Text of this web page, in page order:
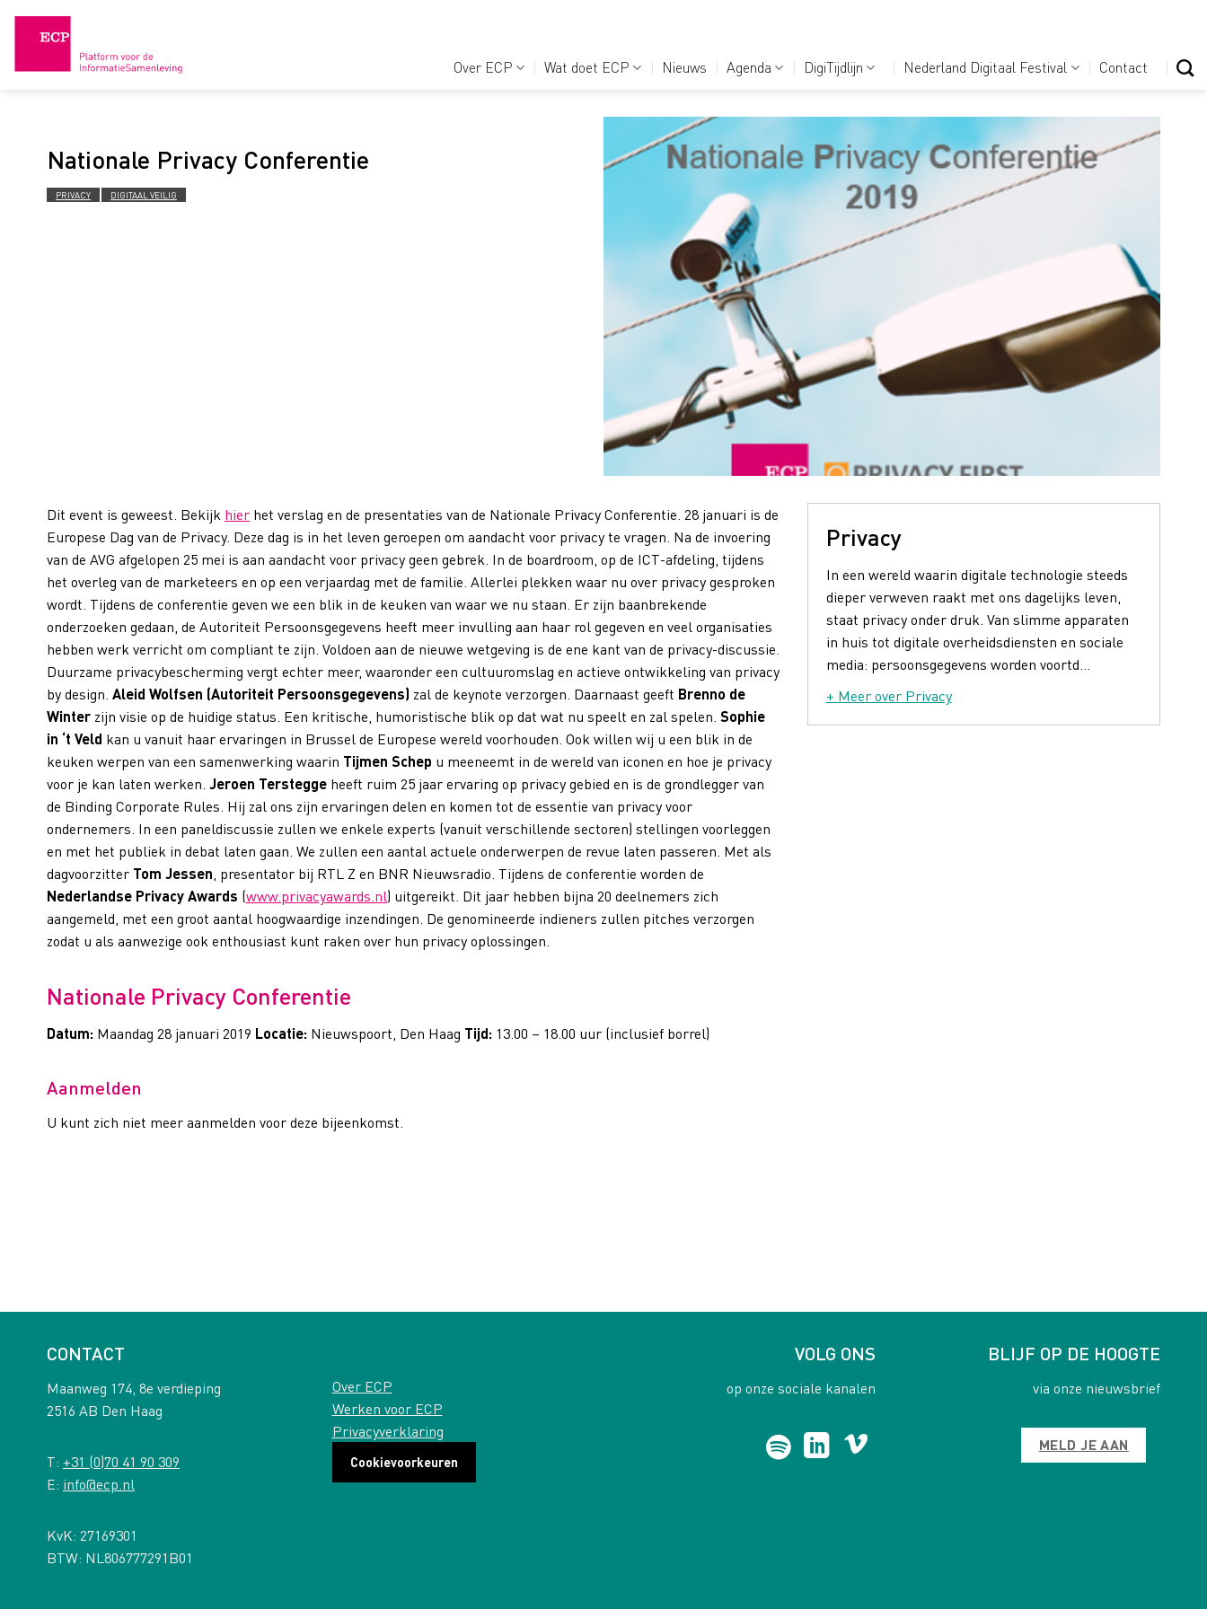
Over ECP Wat doet ECP Nieuws Agenda DigiTijdlijn Nederland Digitaal Festival Contact
Nationale Privacy Conferentie
PRIVACY DIGITAAL VEILIG
Dit event is geweest. Bekijk hier het verslag en de presentaties van de Nationale Privacy Conferentie. 28 januari is de
Europese Dag van de Privacy. Deze dag is in het leven geroepen om aandacht voor privacy te vragen. Na de invoering
van de AVG afgelopen 25 mei is aan aandacht voor privacy geen gebrek. In de boardroom, op de ICT-afdeling, tijdens
het overleg van de marketeers en op een verjaardag met de familie. Allerlei plekken waar nu over privacy gesproken
wordt. Tijdens de conferentie geven we een blik in de keuken van waar we nu staan. Er zijn baanbrekende
onderzoeken gedaan, de Autoriteit Persoonsgegevens heeft meer invulling aan haar rol gegeven en veel organisaties
hebben werk verricht om compliant te zijn. Voldoen aan de nieuwe wetgeving is de ene kant van de privacy-discussie.
Duurzame privacybescherming vergt echter meer, waaronder een cultuuromslag en actieve ontwikkeling van privacy
by design. Aleid Wolfsen (Autoriteit Persoonsgegevens) zal de keynote verzorgen. Daarnaast geeft Brenno de
Winter zijn visie op de huidige status. Een kritische, humoristische blik op dat wat nu speelt en zal spelen. Sophie
in ‘t Veld kan u vanuit haar ervaringen in Brussel de Europese wereld voorhouden. Ook willen wij u een blik in de
keuken werpen van een samenwerking waarin Tijmen Schep u meeneemt in de wereld van iconen en hoe je privacy
voor je kan laten werken. Jeroen Terstegge heeft ruim 25 jaar ervaring op privacy gebied en is de grondlegger van
de Binding Corporate Rules. Hij zal ons zijn ervaringen delen en komen tot de essentie van privacy voor
ondernemers. In een paneldiscussie zullen we enkele experts (vanuit verschillende sectoren) stellingen voorleggen
en met het publiek in debat laten gaan. We zullen een aantal actuele onderwerpen de revue laten passeren. Met als
dagvoorzitter Tom Jessen presentator bij RTL Z en BNR Nieuwsradio. Tijdens de conferentie worden de
Nederlandse Privacy Awards (www.privacyawards.nl) uitgereikt. Dit jaar hebben bijna 20 deelnemers zich
aangemeld, met een groot aantal hoogwaardige inzendingen. De genomineerde indieners zullen pitches verzorgen
zodat u als aanwezige ook enthousiast kunt raken over hun privacy oplossingen.
Nationale Privacy Conferentie
Datum: Maandag 28 januari 2019 Locatie: Nieuwspoort, Den Haag Tijd: 13.00 – 18.00 uur (inclusief borrel)
Aanmelden
U kunt zich niet meer aanmelden voor deze bijeenkomst.
Privacy
In een wereld waarin digitale technologie steeds
dieper verweven raakt met ons dagelijks leven,
staat privacy onder druk. Van slimme apparaten
in huis tot digitale overheidsdiensten en sociale
media: persoonsgegevens worden voortd...
+ Meer over Privacy
CONTACT
Maanweg 174, 8e verdieping
2516 AB Den Haag
T: +31 (0)70 41 90 309
E: info@ecp.nl
KvK: 27169301
BTW: NL806777291B01
Over ECP
Werken voor ECP
Privacyverklaring
Cookievoorkeuren
VOLG ONS
op onze sociale kanalen
BLIJF OP DE HOOGTE
via onze nieuwsbrief
MELD JE AAN